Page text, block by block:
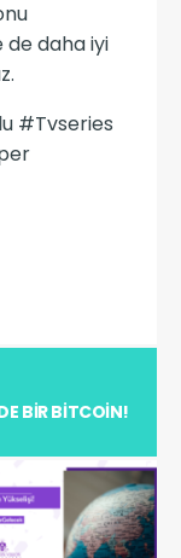
de daha iyi
#Tvseries
BIR BITCOIN!